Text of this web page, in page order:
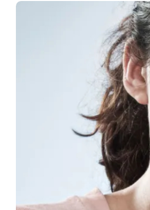
Gripe H1N1: Similar à gripe
revela diagnóstico de amigos
social e medicamentos antivirais.